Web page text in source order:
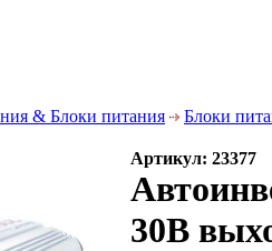
& Блоки питания Блоки
Артикул: 23377
30В